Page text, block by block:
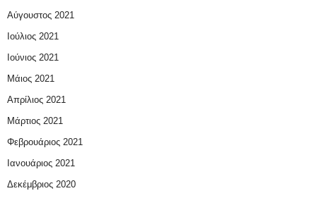
Αύγουστος 2021
Ιούλιος 2021
Ιούνιος 2021
Μάιος 2021
Απρίλιος 2021
Μάρτιος 2021
Φεβρουάριος 2021
Ιανουάριος 2021
Δεκέμβριος 2020